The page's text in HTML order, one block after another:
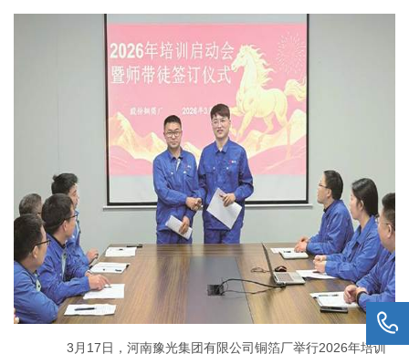
3 月 17日，河南豫光集团有限公司铜箔厂举行2026年培训